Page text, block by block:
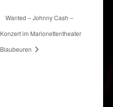
Wanted – Johnny Cash –
Konzert im Marionettentheater
Blaubeuren